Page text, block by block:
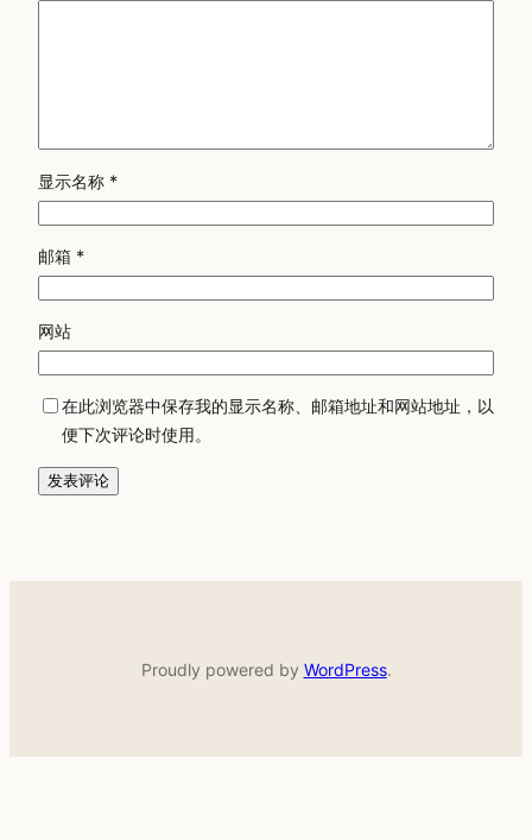
显示名称 *
邮箱 *
网站
在此浏览器中保存我的显示名称、邮箱地址和网站地址，以
便下次评论时使用。
Proudly powered by WordPress.